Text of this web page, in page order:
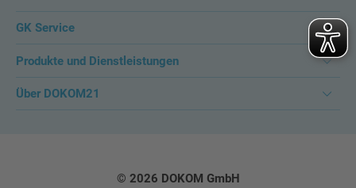
GK Service
Produkte und Dienstleistungen
Über DOKOM21
Footer
© 2026 DOKOM GmbH